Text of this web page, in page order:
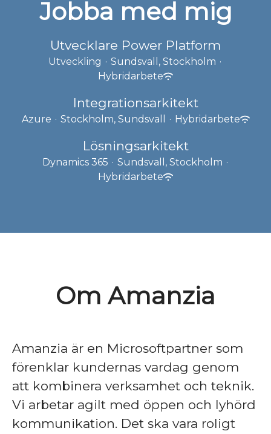
Jobba med mig
Utvecklare Power Platform
Utveckling · Sundsvall, Stockholm ·
Hybridarbete
Integrationsarkitekt
Azure · Stockholm, Sundsvall · Hybridarbete
Lösningsarkitekt
Dynamics 365 · Sundsvall, Stockholm ·
Hybridarbete
Om Amanzia
Amanzia är en Microsoftpartner som
förenklar kundernas vardag genom
att kombinera verksamhet och teknik.
Vi arbetar agilt med öppen och lyhörd
kommunikation. Det ska vara roligt